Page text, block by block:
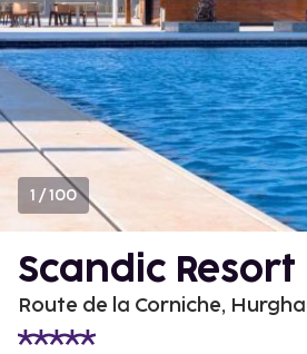
1 /100
Scandic Resort
Route de la Corniche,